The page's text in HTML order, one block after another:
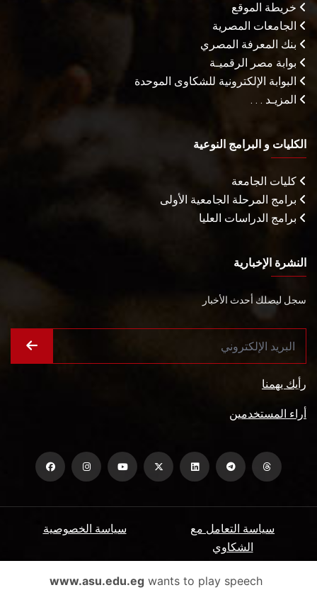
خريطة الموقع
الجامعات المصرية
بنك المعرفة المصري
بوابة مصر الرقميـة
البوابة الإلكترونية للشكاوى الموحدة
المزيـد . . .
الكليات و البرامج النوعية
كليات الجامعة
برامج المرحلة الجامعية الأولى
برامج الدراسات العليا
النشرة الإخبارية
سجل ليصلك أحدث الأخبار
رأيك يهمنا
أراء المستخدمين
سياسة الخصوصية
سياسة التعامل مع
الشكاوي
الأسئلة الشائعة ميثاق المتعاملين www.asu.edu.egwants to play speech